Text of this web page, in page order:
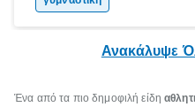
στο γυμναστήριοΑνακάλυψε
Ένα από τα πιο δημοφιλή είδη